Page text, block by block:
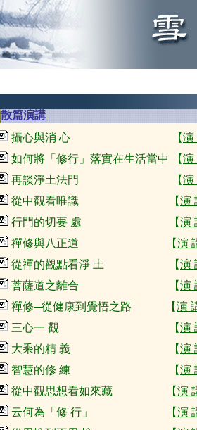
散篇演講
攝心與消 心 【演
如何將「修行」落實在生活當中 【演
再談淨土法門 【演
從中觀看唯識 【演
行門的切要 處 【演
禪修與八正道 【演
從禪的觀點看淨 土 【演
菩薩道之離合 【演
禪修─從健康到覺悟之路 【演
三心一 觀 【演
大乘的精 義 【演
智慧的修 練 【演
從中觀思想看如來藏 【演
云何為「修 行」 【演